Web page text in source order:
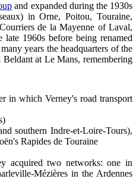
and expanded during the 1930s
in Orne, Poitou, Touraine,
de la Mayenne of Laval,
1960s before being renamed
years the headquarters of the
at Le Mans, remembering
in which Verney's road transport
southern Indre-et-Loire-Tours),
Rapides de Touraine
acquired two networks: one in
Mézières in the Ardennes